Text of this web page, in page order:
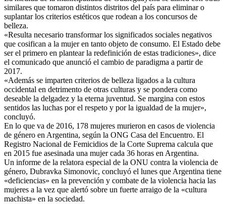
similares que tomaron distintos distritos del país para eliminar o
suplantar los criterios estéticos que rodean a los concursos de
belleza.
«Resulta necesario transformar los significados sociales negativos
que cosifican a la mujer en tanto objeto de consumo. El Estado debe
ser el primero en plantear la redefinición de estas tradiciones», dice
el comunicado que anunció el cambio de paradigma a partir de
2017.
«Además se imparten criterios de belleza ligados a la cultura
occidental en detrimento de otras culturas y se pondera como
deseable la delgadez y la eterna juventud. Se margina con estos
sentidos las luchas por el respeto y por la igualdad de la mujer»,
concluyó.
En lo que va de 2016, 178 mujeres murieron en casos de violencia
de género en Argentina, según la ONG Casa del Encuentro. El
Registro Nacional de Femicidios de la Corte Suprema calcula que
en 2015 fue asesinada una mujer cada 36 horas en Argentina.
Un informe de la relatora especial de la ONU contra la violencia de
género, Dubravka Simonovic, concluyó el lunes que Argentina tiene
«deficiencias» en la prevención y combate de la violencia hacia las
mujeres a la vez que alertó sobre un fuerte arraigo de la «cultura
machista» en la sociedad.